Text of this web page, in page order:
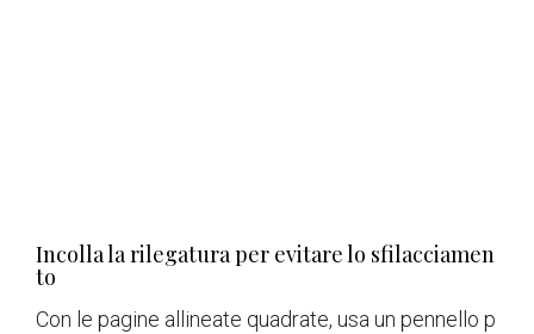
Incolla la rilegatura per evitare lo sfilacciamen
to
Con le pagine allineate quadrate, usa un pennello p